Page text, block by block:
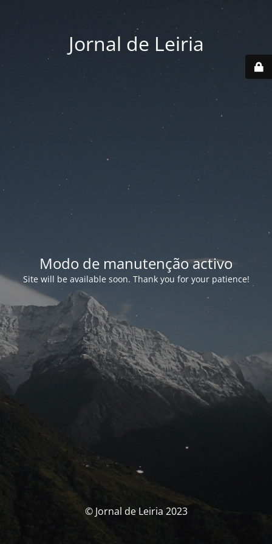
Jornal de Leiria
Modo de manutenção activo
Site will be available soon. Thank you for your patience!
© Jornal de Leiria 2023